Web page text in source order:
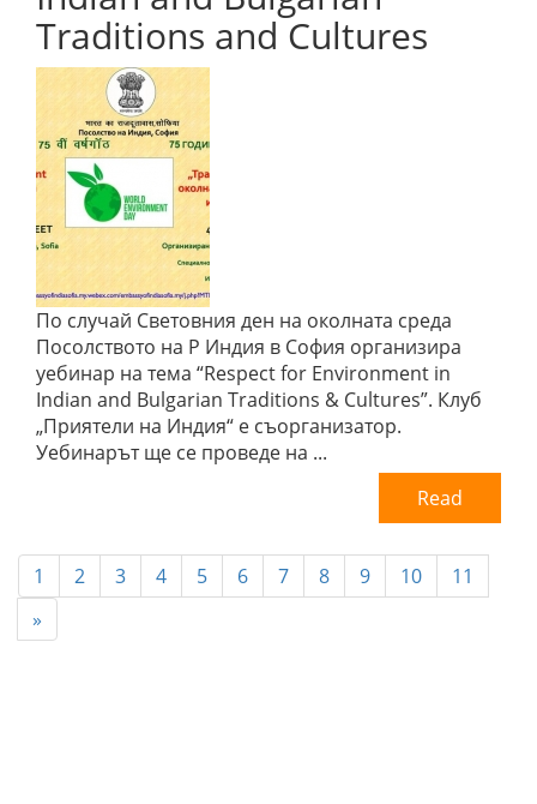
Traditions and Cultures
По случай Световния ден на околната среда
Посолството на Р Индия в София организира
уебинар на тема “Respect for Environment in
Indian and Bulgarian Traditions & Cultures”. Клуб
„Приятели на Индия“ е съорганизатор.
Уебинарът ще се проведе на ...
Read
1 2 3 4 5 6 7 8 9 10
11
»